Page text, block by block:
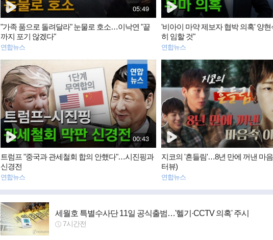
재
생
시
간
05:49
"가족 품으로 돌려달라" 눈물로 호소…이낙연 "끝
까지 포기 않겠다"
연합뉴스
'비아이 마약 제보자 협박 의혹' 양현
히 임할 것"
연합뉴스
동
영
상
뉴
스
재
생
시
간
00:43
트럼프 "중국과 관세철회 합의 안했다"…시진핑과
신경전
연합뉴스
동
영
상
뉴
스
지코의 '흔들림'…8년 만에 꺼낸 마
터뷰)
연합뉴스
세월호 특별수사단 11일 공식출범…'헬기·CCTV 의혹' 주시
7시간전